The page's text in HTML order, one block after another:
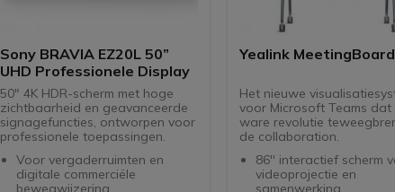
Sony BRAVIA EZ20L 50”
UHD Professionele Display
50" 4K HDR-scherm met hoge
zichtbaarheid en geavanceerde
signagefuncties, ontworpen voor
professionele toepassingen.
Voor vergaderruimten en
digitale commerciële
bewegwijzering
Yealink
Het nieuwe
voor Microsoft Teams dat
ware revolutie
de collaboration.
86'' interactief scherm
videoprojectie en
samenwerking